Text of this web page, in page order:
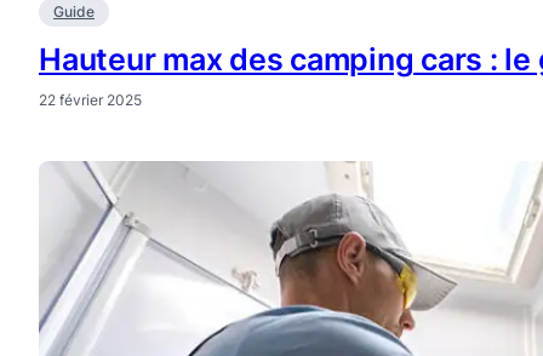
Guide
Hauteur max des camping cars : le
22 février 2025